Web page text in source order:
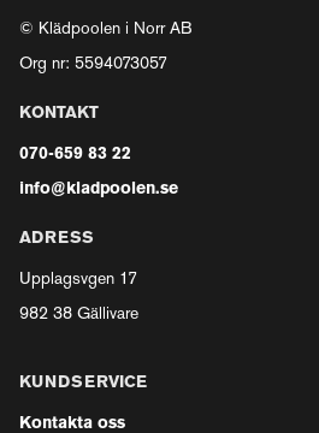
© Klädpoolen i Norr AB
Org nr: 5594073057
KONTAKT
070-659 83 22
info@kladpoolen.se
ADRESS
Upplagsvgen 17
982 38 Gällivare
KUNDSERVICE
Kontakta oss